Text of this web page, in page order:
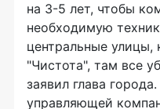
на 3-5 лет, чтобы
необходимую
центральные
"Чистота", там все
заявил глава
управляющей